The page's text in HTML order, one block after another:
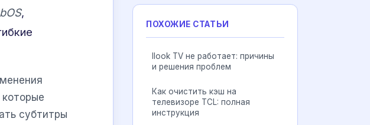
,
которые
субтитры
ПОХОЖИЕ СТАТЬИ
Ilook TV не работает: причины
и решения проблем
Как очистить кэш на
телевизоре TCL: полная
инструкция